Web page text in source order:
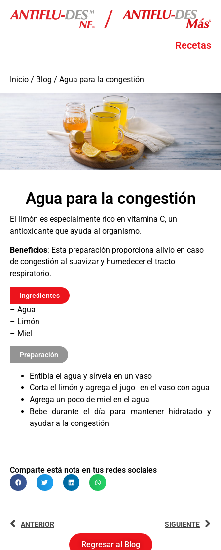
Recetas
Inicio / Blog / Agua para la congestión
Agua para la congestión
El limón es especialmente rico en vitamina C, un
antioxidante que ayuda al organismo.
Beneficios: Esta preparación proporciona alivio en caso
de congestión al suavizar y humedecer el tracto
respiratorio.
Ingredientes
– Agua
– Limón
– Miel
Preparación
Entibia el agua y sírvela en un vaso
Corta el limón y agrega el jugo en el vaso con agua
Agrega un poco de miel en el agua
Bebe durante el día para mantener hidratado y
ayudar a la congestión
Comparte está nota en tus redes sociales
ANTERIOR SIGUIENTE
Regresar al Blog